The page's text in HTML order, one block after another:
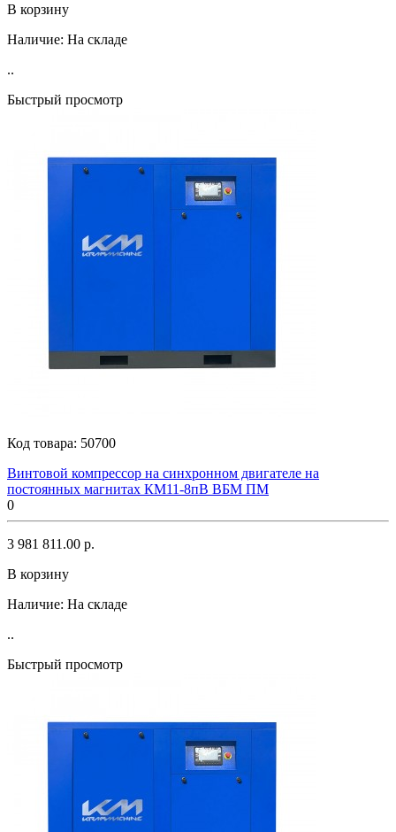
В корзину
Наличие: На складе
..
Быстрый просмотр
Код товара: 50700
Винтовой компрессор на синхронном двигателе на
постоянных магнитах КМ11-8пВ ВБМ ПМ
0
3 981 811.00 р.
В корзину
Наличие: На складе
..
Быстрый просмотр